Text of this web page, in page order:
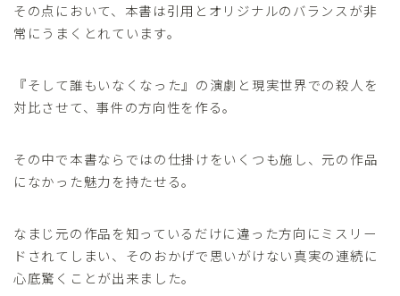
その点において、本書は引用とオリジナルのバランスが非
常にうまくとれています。
『そして誰もいなくなった』の演劇と現実世界での殺人を
対比させて、事件の方向性を作る。
その中で本書ならではの仕掛けをいくつも施し、元の作品
になかった魅力を持たせる。
なまじ元の作品を知っているだけに違った方向にミスリー
ドされてしまい、そのおかげで思いがけない真実の連続に
心底驚くことが出来ました。